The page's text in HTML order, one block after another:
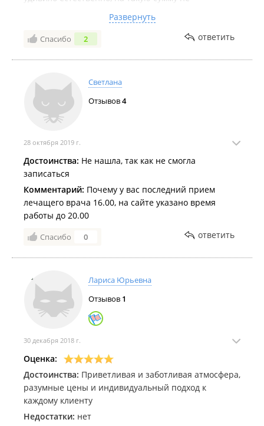
делать, может кто посоветует что?
Комментарий:Честно говоря смешанные чувства
Развернуть
Спасибо 2 ответить
Светлана
Отзывов4
28 октября 2019 г.
Достоинства: Не нашла, так как не смогла
записаться
Комментарий: Почему у вас последний прием
лечащего врача 16.00, на сайте указано время
работы до 20.00
Спасибо 0 ответить
Лариса Юрьевна
Отзывов 1
30 декабря 2018 г.
Оценка:
Достоинства: Приветливая и заботливая атмосфера,
разумные цены и индивидуальный подход к
каждому клиенту
Недостатки: нет